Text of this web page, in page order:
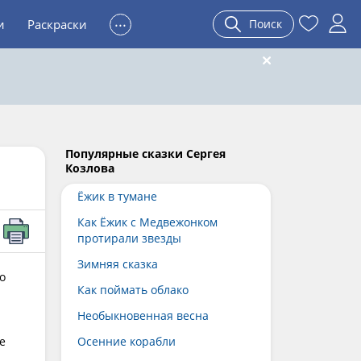
Раскраски ... Поиск
Популярные сказки Сергея
Козлова
Ёжик в тумане
Как Ёжик с Медвежонком
протирали звезды
Зимняя сказка
Как поймать облако
Необыкновенная весна
Осенние корабли